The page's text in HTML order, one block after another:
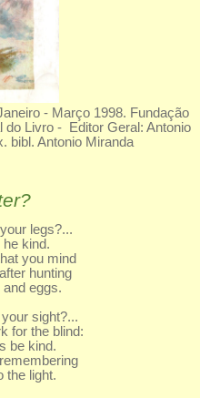
- Março 1998. Fundação
do Livro - Editor Geral: Antonio
bibl. Antonio Miranda
legs?...
kind.
you mind
hunting
and eggs.
sight?...
for the blind:
be kind.
light.